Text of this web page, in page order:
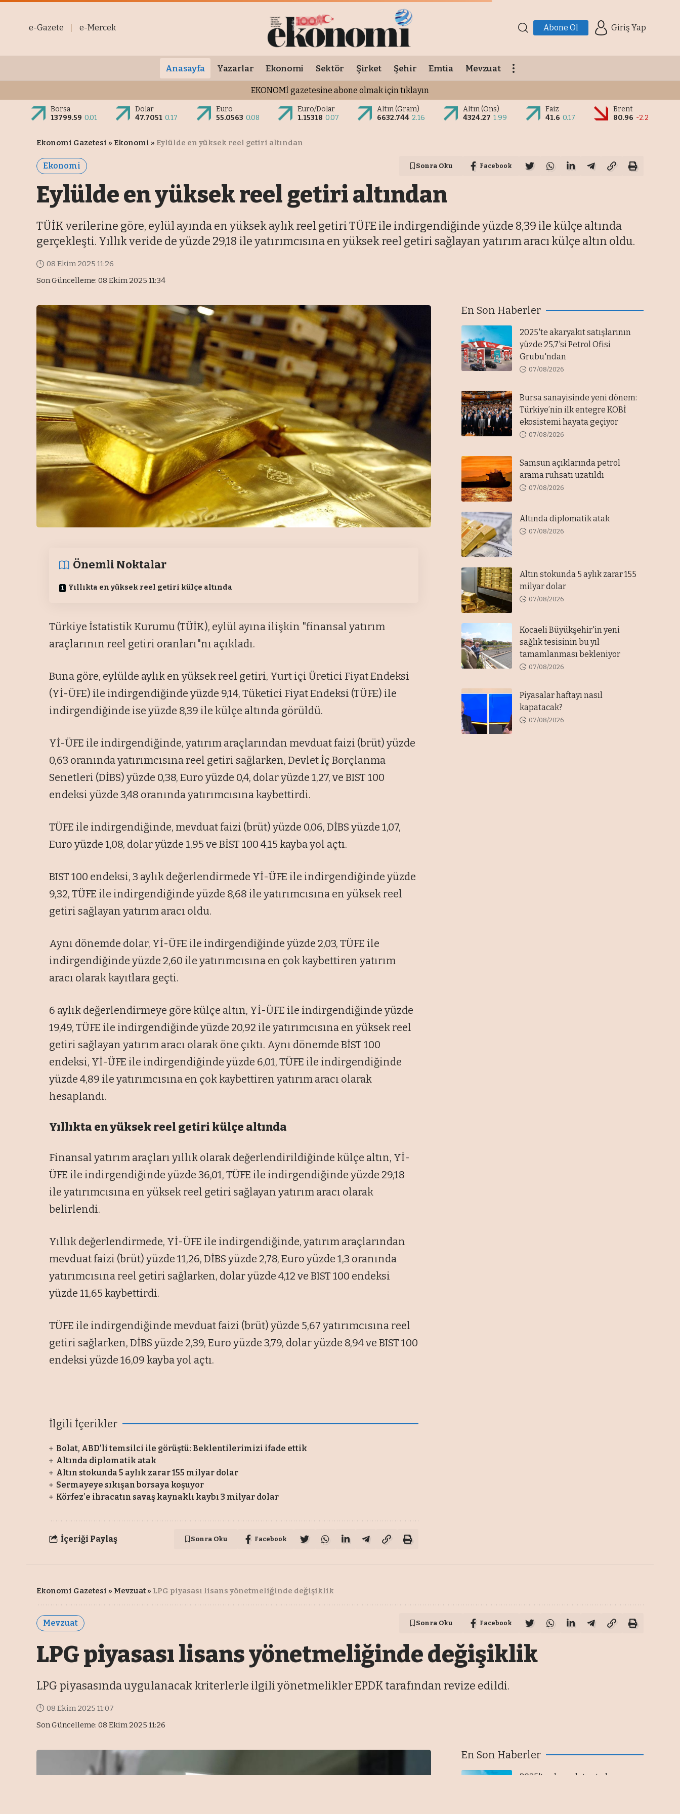
e-Gazete e-Mercek Abone Ol Giriş Yap
Anasayfa Yazarlar Ekonomi Sektör Şirket Şehir Emtia Mevzuat
EKONOMİ gazetesine abone olmak için tıklayın
Borsa
13799.59 0.01
Dolar
47.7051 0.17
Euro
55.0563 0.08
Euro/Dolar
1.15318 0.07
Altın (Gram)
6632.744 2.16
Altın (Ons)
4324.27 1.99
Faiz
41.6 0.17
Brent
80.96 -2.2
Ekonomi Gazetesi » Ekonomi » Eylülde en yüksek reel getiri altından
Ekonomi Sonra Oku Facebook
Eylülde en yüksek reel getiri altından
TÜİK verilerine göre, eylül ayında en yüksek aylık reel getiri TÜFE ile indirgendiğinde yüzde 8,39 ile külçe altında
gerçekleşti. Yıllık veride de yüzde 29,18 ile yatırımcısına en yüksek reel getiri sağlayan yatırım aracı külçe altın oldu.
Son Güncelleme: 08 Ekim 2025 11:34
08 Ekim 2025 11:26
Önemli Noktalar
Yıllıkta en yüksek reel getiri külçe altında
Türkiye İstatistik Kurumu (TÜİK), eylül ayına ilişkin "finansal yatırım
araçlarının reel getiri oranları"nı açıkladı.
Buna göre, eylülde aylık en yüksek reel getiri, Yurt içi Üretici Fiyat Endeksi
(Yİ-ÜFE) ile indirgendiğinde yüzde 9,14, Tüketici Fiyat Endeksi (TÜFE) ile
indirgendiğinde ise yüzde 8,39 ile külçe altında görüldü.
Yİ-ÜFE ile indirgendiğinde, yatırım araçlarından mevduat faizi (brüt) yüzde
0,63 oranında yatırımcısına reel getiri sağlarken, Devlet İç Borçlanma
Senetleri (DİBS) yüzde 0,38, Euro yüzde 0,4, dolar yüzde 1,27, ve BIST 100
endeksi yüzde 3,48 oranında yatırımcısına kaybettirdi.
TÜFE ile indirgendiğinde, mevduat faizi (brüt) yüzde 0,06, DİBS yüzde 1,07,
Euro yüzde 1,08, dolar yüzde 1,95 ve BİST 100 4,15 kayba yol açtı.
BIST 100 endeksi, 3 aylık değerlendirmede Yİ-ÜFE ile indirgendiğinde yüzde
9,32, TÜFE ile indirgendiğinde yüzde 8,68 ile yatırımcısına en yüksek reel
getiri sağlayan yatırım aracı oldu.
Aynı dönemde dolar, Yİ-ÜFE ile indirgendiğinde yüzde 2,03, TÜFE ile
indirgendiğinde yüzde 2,60 ile yatırımcısına en çok kaybettiren yatırım
aracı olarak kayıtlara geçti.
6 aylık değerlendirmeye göre külçe altın, Yİ-ÜFE ile indirgendiğinde yüzde
19,49, TÜFE ile indirgendiğinde yüzde 20,92 ile yatırımcısına en yüksek reel
getiri sağlayan yatırım aracı olarak öne çıktı. Aynı dönemde BİST 100
endeksi, Yİ-ÜFE ile indirgendiğinde yüzde 6,01, TÜFE ile indirgendiğinde
yüzde 4,89 ile yatırımcısına en çok kaybettiren yatırım aracı olarak
hesaplandı.
Yıllıkta en yüksek reel getiri külçe altında
Finansal yatırım araçları yıllık olarak değerlendirildiğinde külçe altın, Yİ-
ÜFE ile indirgendiğinde yüzde 36,01, TÜFE ile indirgendiğinde yüzde 29,18
ile yatırımcısına en yüksek reel getiri sağlayan yatırım aracı olarak
belirlendi.
Yıllık değerlendirmede, Yİ-ÜFE ile indirgendiğinde, yatırım araçlarından
mevduat faizi (brüt) yüzde 11,26, DİBS yüzde 2,78, Euro yüzde 1,3 oranında
yatırımcısına reel getiri sağlarken, dolar yüzde 4,12 ve BIST 100 endeksi
yüzde 11,65 kaybettirdi.
TÜFE ile indirgendiğinde mevduat faizi (brüt) yüzde 5,67 yatırımcısına reel
getiri sağlarken, DİBS yüzde 2,39, Euro yüzde 3,79, dolar yüzde 8,94 ve BIST 100
endeksi yüzde 16,09 kayba yol açtı.
İlgili İçerikler
Bolat, ABD'li temsilci ile görüştü: Beklentilerimizi ifade ettik
Altında diplomatik atak
Altın stokunda 5 aylık zarar 155 milyar dolar
Sermayeye sıkışan borsaya koşuyor
Körfez’e ihracatın savaş kaynaklı kaybı 3 milyar dolar
İçeriği Paylaş Sonra Oku Facebook
En Son Haberler
2025'te akaryakıt satışlarının
yüzde 25,7'si Petrol Ofisi
Grubu'ndan
07/08/2026
Bursa sanayisinde yeni dönem:
Türkiye’nin ilk entegre KOBİ
ekosistemi hayata geçiyor
07/08/2026
Samsun açıklarında petrol
arama ruhsatı uzatıldı
07/08/2026
Altında diplomatik atak
07/08/2026
Altın stokunda 5 aylık zarar 155
milyar dolar
07/08/2026
Kocaeli Büyükşehir'in yeni
sağlık tesisinin bu yıl
tamamlanması bekleniyor
07/08/2026
Piyasalar haftayı nasıl
kapatacak?
07/08/2026
Ekonomi Gazetesi » Mevzuat » LPG piyasası lisans yönetmeliğinde değişiklik
Mevzuat Sonra Oku Facebook
LPG piyasası lisans yönetmeliğinde değişiklik
LPG piyasasında uygulanacak kriterlerle ilgili yönetmelikler EPDK tarafından revize edildi.
Son Güncelleme: 08 Ekim 2025 11:26
08 Ekim 2025 11:07
En Son Haberler
2025'te akaryakıt satışlarının